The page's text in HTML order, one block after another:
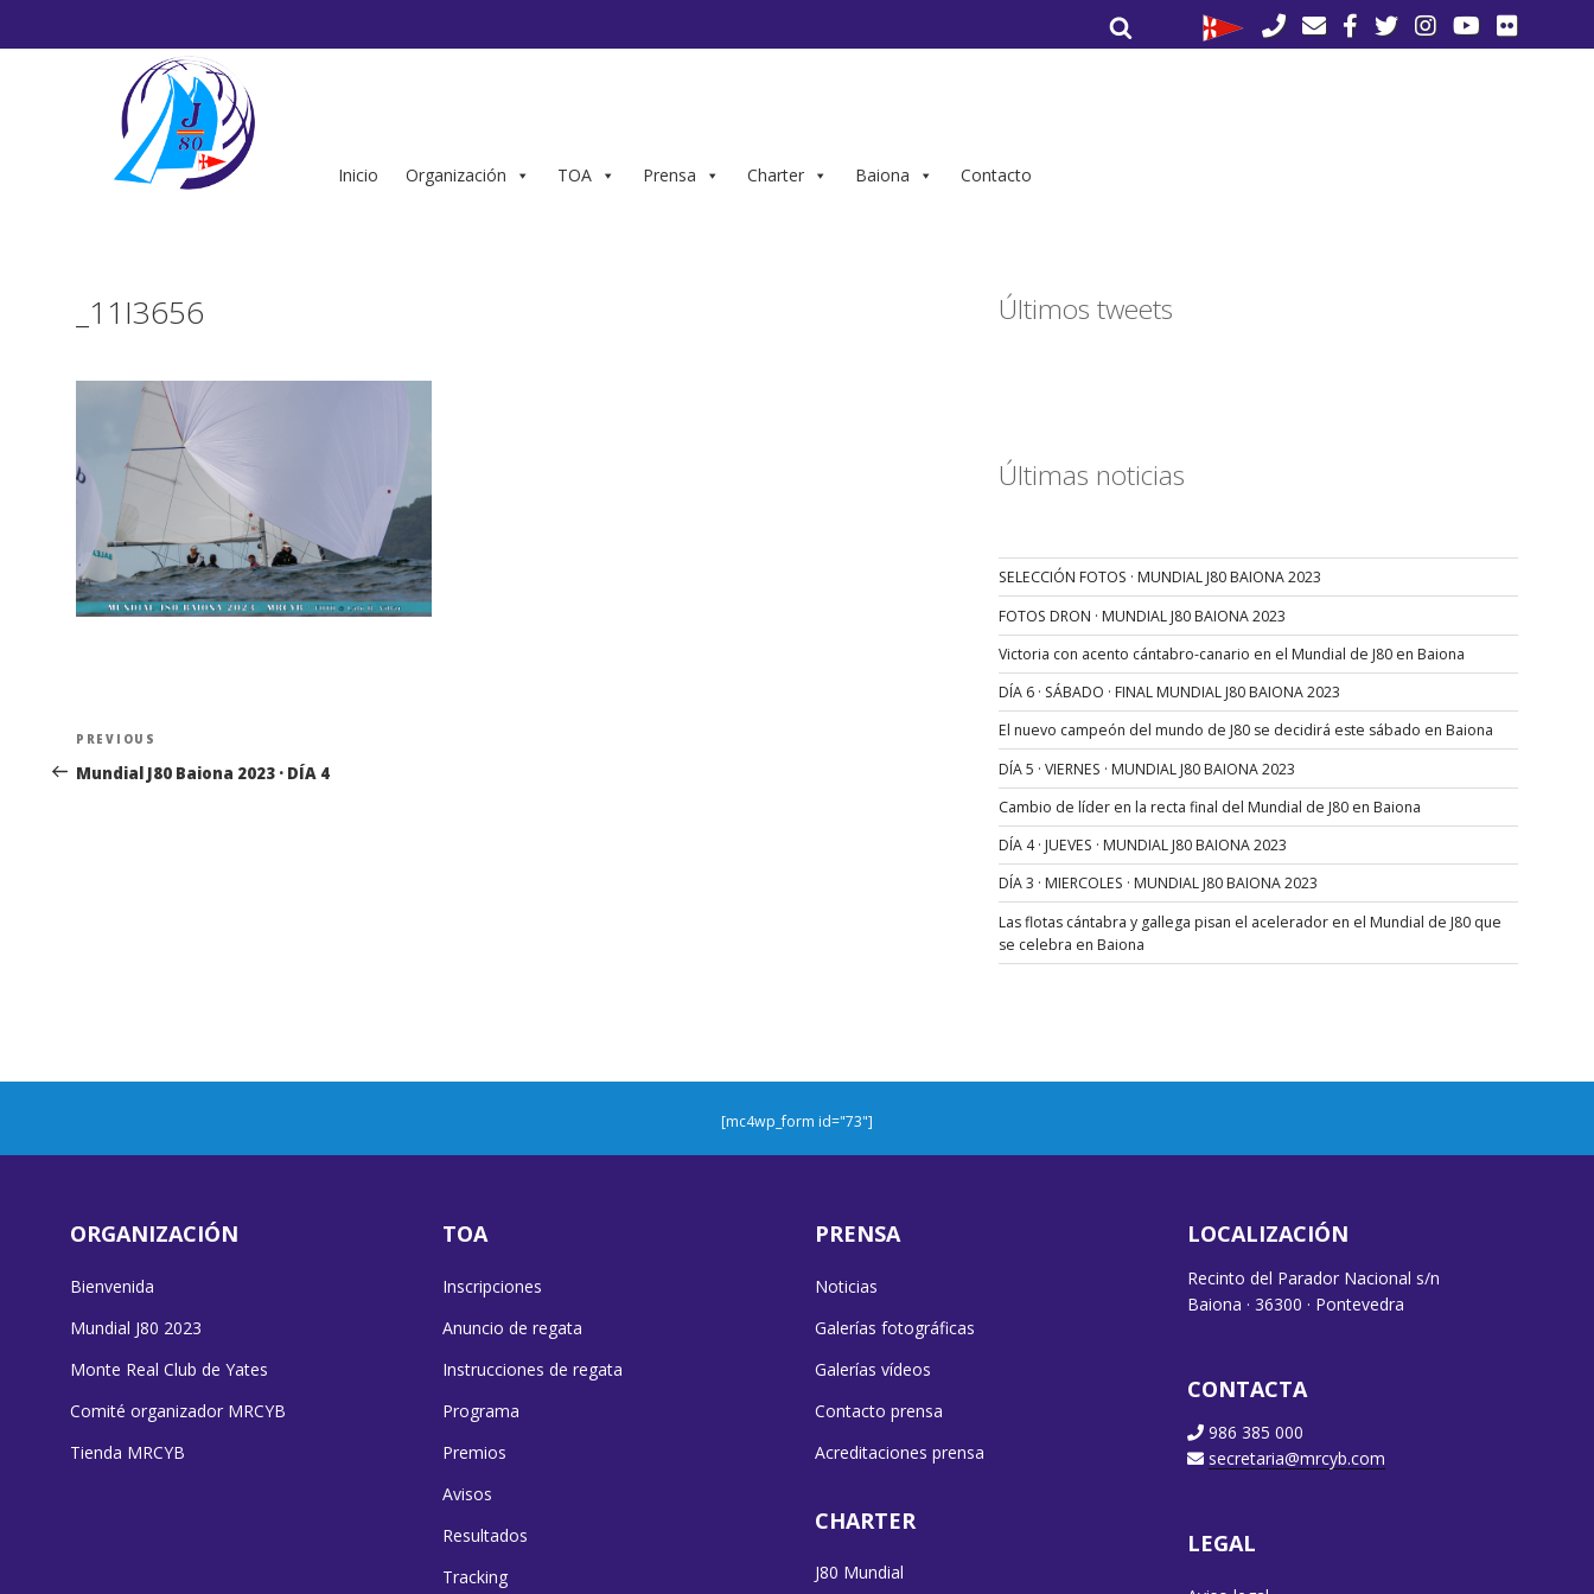
por:
Inicio Organización TOA Prensa Charter Baiona Contacto
_11I3656
Navegación
de
Previous
Post
PREVIOUS
Mundial J80 Baiona 2023 · DÍA 4
Últimos tweets
Últimas noticias
SELECCIÓN FOTOS · MUNDIAL J80 BAIONA 2023
FOTOS DRON · MUNDIAL J80 BAIONA 2023
Victoria con acento cántabro-canario en el Mundial de J80 en Baiona
DÍA 6 · SÁBADO · FINAL MUNDIAL J80 BAIONA 2023
El nuevo campeón del mundo de J80 se decidirá este sábado en Baiona
DÍA 5 · VIERNES · MUNDIAL J80 BAIONA 2023
Cambio de líder en la recta final del Mundial de J80 en Baiona
DÍA 4 · JUEVES · MUNDIAL J80 BAIONA 2023
DÍA 3 · MIERCOLES · MUNDIAL J80 BAIONA 2023
Las flotas cántabra y gallega pisan el acelerador en el Mundial de J80 que
se celebra en Baiona
[mc4wp_form id="73"]
ORGANIZACIÓN
Bienvenida
Mundial J80 2023
Monte Real Club de Yates
Comité organizador MRCYB
Tienda MRCYB
TOA
Inscripciones
Anuncio de regata
Instrucciones de regata
Programa
Premios
Avisos
Resultados
Tracking
PRENSA
Noticias
Galerías fotográficas
Galerías vídeos
Contacto prensa
Acreditaciones prensa
CHARTER
J80 Mundial
LOCALIZACIÓN
Recinto del Parador Nacional s/n
Baiona · 36300 · Pontevedra
CONTACTA
986 385 000
secretaria@mrcyb.com
LEGAL